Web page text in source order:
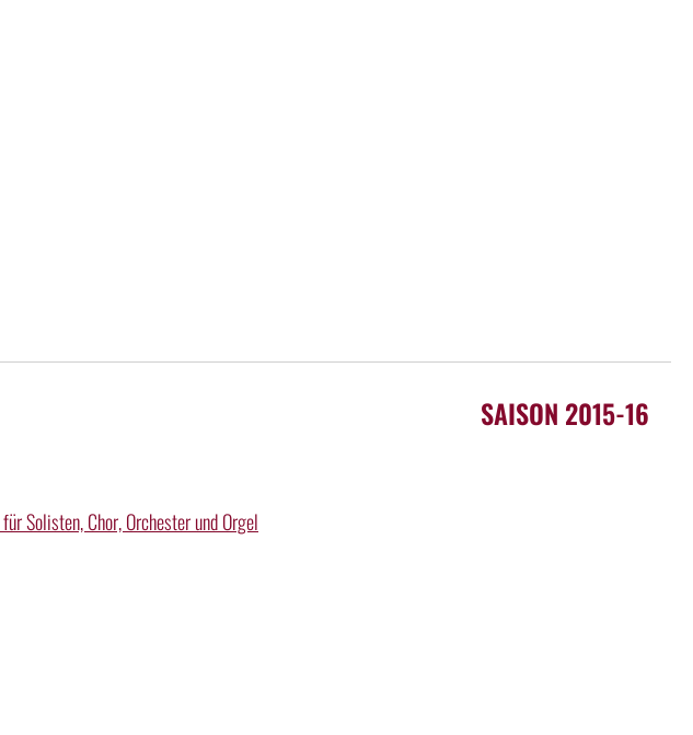
SAISON 2015-16
Solisten, Chor, Orchester und Orgel